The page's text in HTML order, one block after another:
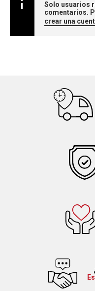
Solo usuarios
comentarios.
crear una